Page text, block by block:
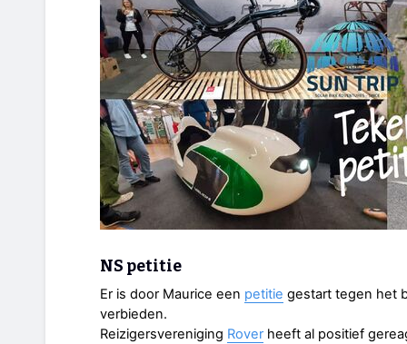
NS petitie
Er is door Maurice een petitie gestart tegen het
verbieden.
Reizigersvereniging Rover heeft al positief